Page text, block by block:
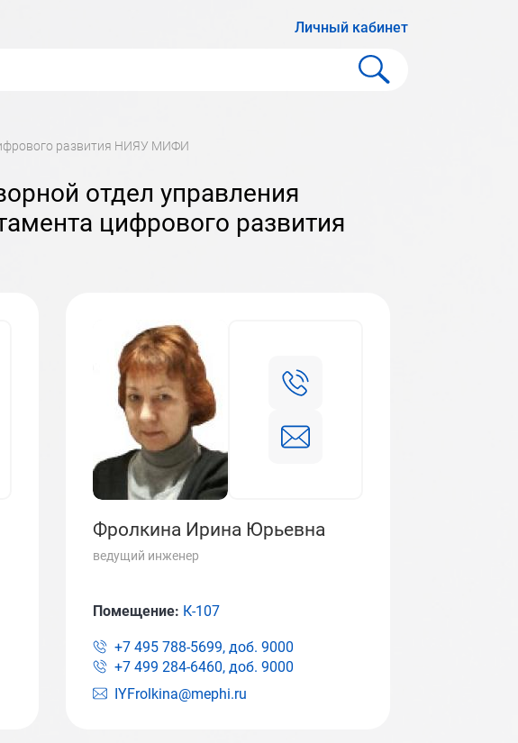
Личный кабинет
развития НИЯУ МИФИ
цифрового развития
Фролкина Ирина Юрьевна
ведущий инженер
IYFrolkina@mephi.ru
Помещение: К-107
+7 495 788-5699, доб. 9000
+7 499 284-6460, доб. 9000